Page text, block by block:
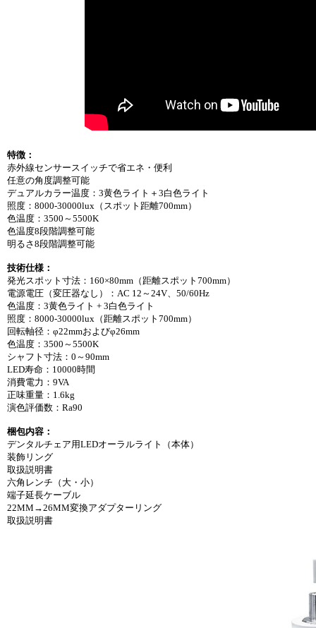
特徴：
赤外線センサースイッチで省エネ・便利
任意の角度調整可能
デュアルカラー温度：3黄色ライト＋3白色ライト
照度：8000-30000lux（スポット距離700mm）
色温度：3500～5500K
色温度8段階調整可能
明るさ8段階調整可能
技術仕様：
発光スポット寸法：160×80mm（距離スポット700mm）
電源電圧（変圧器なし）：AC 12～24V、50/60Hz
色温度：3黄色ライト + 3白色ライト
照度：8000-30000lux（距離スポット700mm）
回転軸径：φ22mmおよびφ26mm
色温度：3500～5500K
シャフト寸法：0～90mm
LED寿命：10000時間
消費電力：9VA
正味重量：1.6kg
演色評価数：Ra90
梱包内容：
デンタルチェア用LEDオーラルライト（本体）
装飾リング
取扱説明書
六角レンチ（大・小）
端子延長ケーブル
22MM→26MM変換アダプターリング
取扱説明書